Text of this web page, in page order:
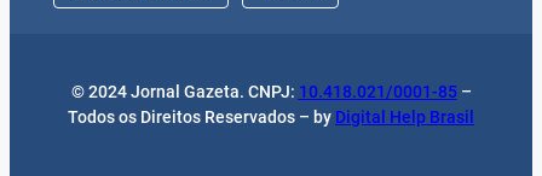
© 2024 Jornal Gazeta. CNPJ: 10.418.021/0001-85–
Todos os Direitos Reservados – by Digital Help Brasil